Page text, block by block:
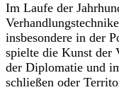
Im Laufe der
insbesondere in der
spielte die Kunst der
der Diplomatie und
schließen oder